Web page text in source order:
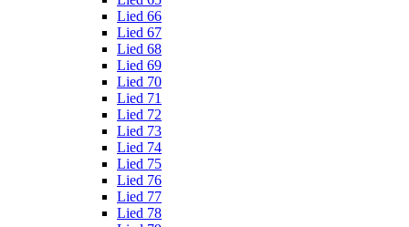
Lied 66
Lied 67
Lied 68
Lied 69
Lied 70
Lied 71
Lied 72
Lied 73
Lied 74
Lied 75
Lied 76
Lied 77
Lied 78